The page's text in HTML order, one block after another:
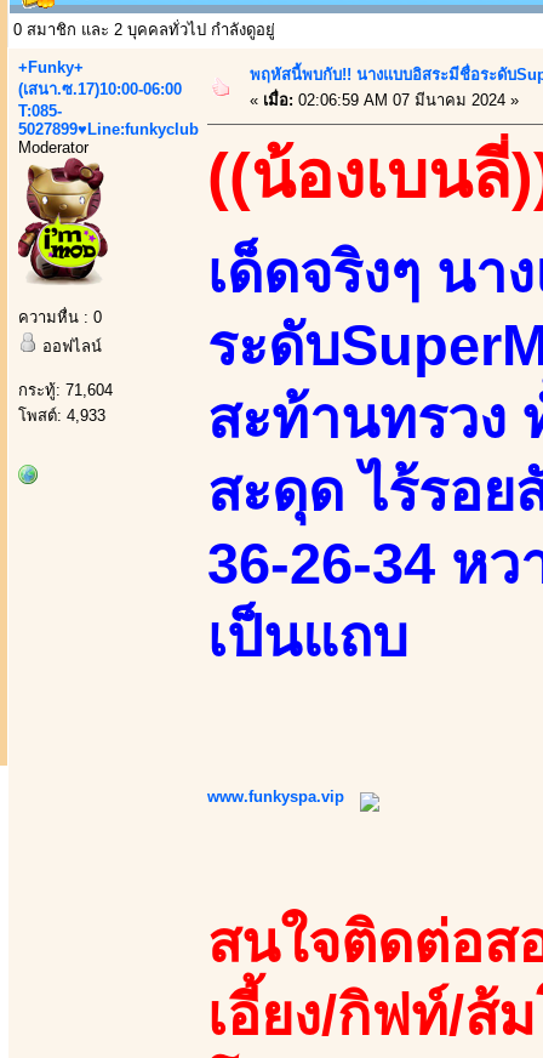
0 สมาชิก และ 2 บุคคลทั่วไป กำลังดูอยู่
+Funky+
(เสนา.ซ.17)10:00-06:00
T:085-
5027899♥Line:funkyclub
Moderator
ความหื่น : 0
ออฟไลน์
กระทู้: 71,604
โพสต์: 4,933
พฤหัสนี้พบกับ!! นางแบบอิสระมีชื่อระดับ
« เมื่อ: 02:06:59 AM 07 มีนาคม 2024 »
((น้องเบนลี่
เด็ดจริงๆ นา
ระดับ
สะท้านทรวง
สะดุด ไร้รอย
36-26-34 ห
เป็นแถบ
www.funkyspa.vip
สนใจติดต่อส
เอี้ยง/กิฟท์/ส้